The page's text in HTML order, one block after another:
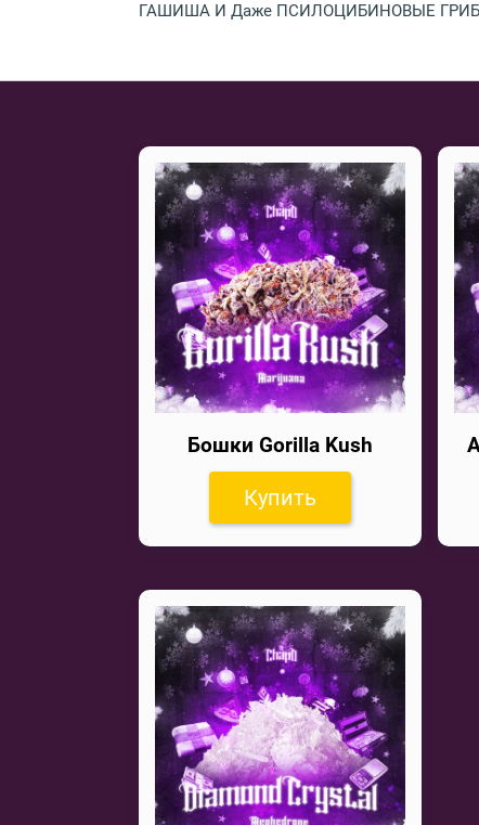
ГАШИША И Даже ПСИЛОЦИБИНОВЫЕ ГРИБЫ.
Бошки Gorilla Kush
Купить